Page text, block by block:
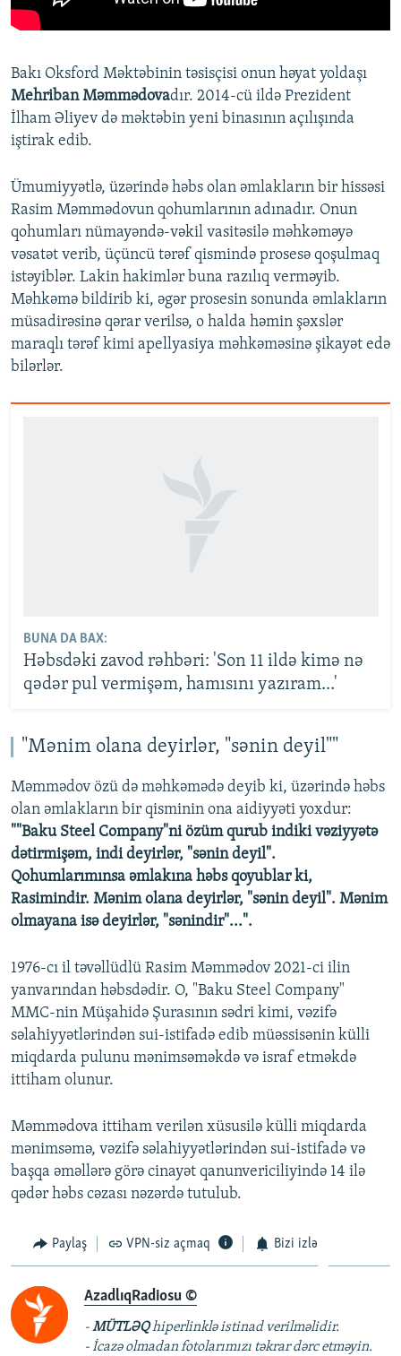
Bakı Oksford Məktəbinin təsisçisi onun həyat yoldaşı
Mehriban Məmmədovadır. 2014-cü ildə Prezident
İlham Əliyev də məktəbin yeni binasının açılışında
iştirak edib.
Ümumiyyətlə, üzərində həbs olan əmlakların bir hissəsi
Rasim Məmmədovun qohumlarının adınadır. Onun
qohumları nümayəndə-vəkil vasitəsilə məhkəməyə
vəsatət verib, üçüncü tərəf qismində prosesə qoşulmaq
istəyiblər. Lakin hakimlər buna razılıq verməyib.
Məhkəmə bildirib ki, əgər prosesin sonunda əmlakların
müsadirəsinə qərar verilsə, o halda həmin şəxslər
maraqlı tərəf kimi apellyasiya məhkəməsinə şikayət edə
bilərlər.
BUNA DA BAX:
Həbsdəki zavod rəhbəri: 'Son 11 ildə kimə nə
qədər pul vermişəm, hamısını yazıram...'
"Mənim olana deyirlər, "sənin deyil""
Məmmədov özü də məhkəmədə deyib ki, üzərində həbs
olan əmlakların bir qisminin ona aidiyyəti yoxdur:
""Baku Steel Company"ni özüm qurub indiki vəziyyətə
dətirmişəm, indi deyirlər, "sənin deyil".
Qohumlarımınsa əmlakına həbs qoyublar ki,
Rasimindir. Mənim olana deyirlər, "sənin deyil". Mənim
olmayana isə deyirlər, "sənindir"...".
1976-cı il təvəllüdlü Rasim Məmmədov 2021-ci ilin
yanvarından həbsdədir. O, "Baku Steel Company"
MMC-nin Müşahidə Şurasının sədri kimi, vəzifə
səlahiyyətlərindən sui-istifadə edib müəssisənin külli
miqdarda pulunu mənimsəməkdə və israf etməkdə
ittiham olunur.
Məmmədova ittiham verilən xüsusilə külli miqdarda
mənimsəmə, vəzifə səlahiyyətlərindən sui-istifadə və
başqa əməllərə görə cinayət qanunvericiliyində 14 ilə
qədər həbs cəzası nəzərdə tutulub.
Paylaş VPN-siz açmaq Bizi izlə
AzadlıqRadiosu ©
-MÜTLƏQhiperlinklə istinad verilməlidir.
- İcazə olmadan fotolarımızı təkrar dərc etməyin.